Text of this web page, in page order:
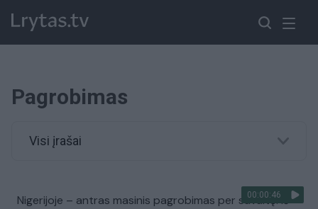
Pagrobimas
Visi įrašai
00:00:46
Nigerijoje – antras masinis pagrobimas per savaitę: iš